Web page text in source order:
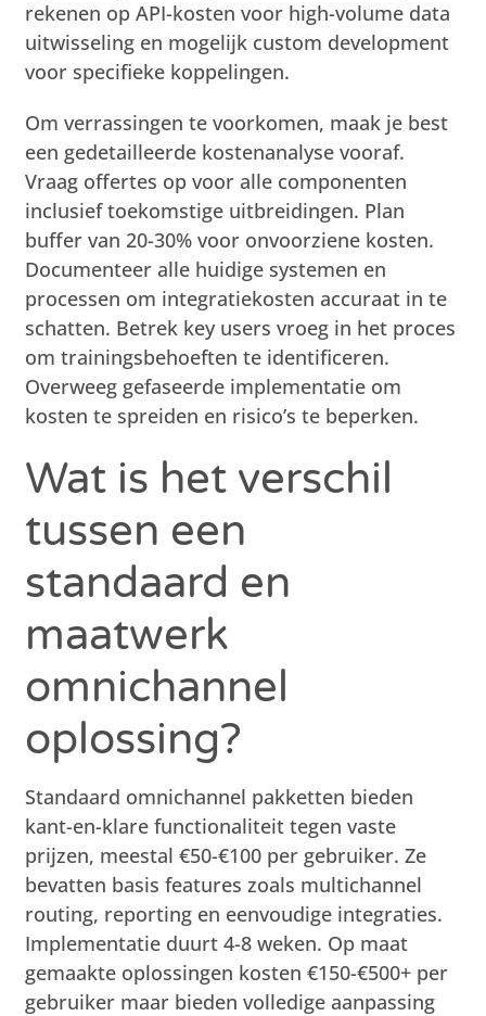
rekenen op API-kosten voor high-volume data
uitwisseling en mogelijk custom development
voor specifieke koppelingen.
Om verrassingen te voorkomen, maak je best
een gedetailleerde kostenanalyse vooraf.
Vraag offertes op voor alle componenten
inclusief toekomstige uitbreidingen. Plan
buffer van 20-30% voor onvoorziene kosten.
Documenteer alle huidige systemen en
processen om integratiekosten accuraat in te
schatten. Betrek key users vroeg in het proces
om trainingsbehoeften te identificeren.
Overweeg gefaseerde implementatie om
kosten te spreiden en risico’s te beperken.
Wat is het verschil
tussen een
standaard en
maatwerk
omnichannel
oplossing?
Standaard omnichannel pakketten bieden
kant-en-klare functionaliteit tegen vaste
prijzen, meestal €50-€100 per gebruiker. Ze
bevatten basis features zoals multichannel
routing, reporting en eenvoudige integraties.
Implementatie duurt 4-8 weken. Op maat
gemaakte oplossingen kosten €150-€500+ per
gebruiker maar bieden volledige aanpassing